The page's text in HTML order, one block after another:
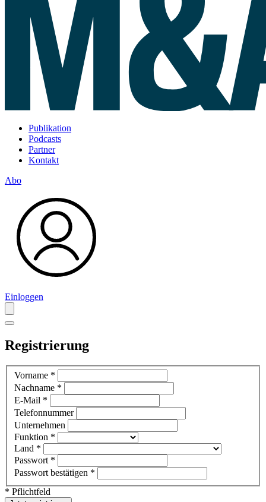
Publikation
Podcasts
Partner
Kontakt
Abo
Einloggen
Registrierung
Vorname *
Nachname *
E-Mail *
Telefonnummer
Unternehmen
Funktion *
Land *
Passwort *
Passwort bestätigen *
* Pflichtfeld